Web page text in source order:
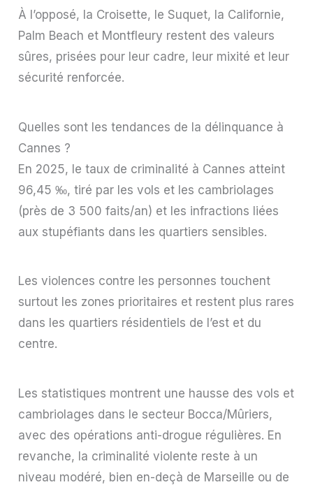
À l’opposé, la Croisette, le Suquet, la Californie,
Palm Beach et Montfleury restent des valeurs
sûres, prisées pour leur cadre, leur mixité et leur
sécurité renforcée.
Quelles sont les tendances de la délinquance à
Cannes ?
En 2025, le taux de criminalité à Cannes atteint
96,45 ‰, tiré par les vols et les cambriolages
(près de 3 500 faits/an) et les infractions liées
aux stupéfiants dans les quartiers sensibles.
Les violences contre les personnes touchent
surtout les zones prioritaires et restent plus rares
dans les quartiers résidentiels de l’est et du
centre.
Les statistiques montrent une hausse des vols et
cambriolages dans le secteur Bocca/Mûriers,
avec des opérations anti-drogue régulières. En
revanche, la criminalité violente reste à un
niveau modéré, bien en-deçà de Marseille ou de